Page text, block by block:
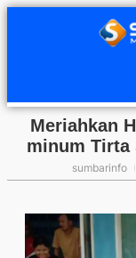
Meriahkan
minum Tirta
sumbarinfo